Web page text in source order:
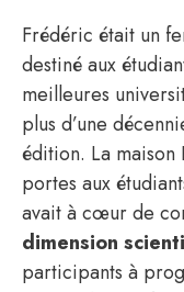
Frédéric était un
destiné aux
meilleures
plus d’une
édition. La maison
portes aux
avait à cœur de
dimension
participants à